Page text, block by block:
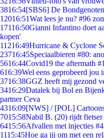
3816:54[SBS6] De
12016:51Wat lees je nu? #96
17116:50Gianni Infantino doet
kopen'
11216:49Hurricane & Cyclone
23716:45Speciaalbieren #80:
5616:44Covid19 the aftermath
616:39Wel eens geprobeerd jou
3716:38GGZ heeft mij gezond
3416:29Datalek bij Bol en
partner Ceva
4316:09[NWS] / [POL]
7015:58Nabil B. (20) rijdt fietser
6415:56Afvallen met injecties #4
1115:45Hoe ga jij om met een